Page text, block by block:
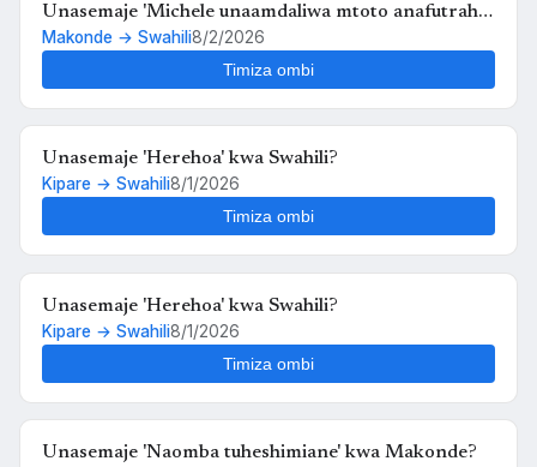
Unasemaje 'Michele unaamdaliwa mtoto anafutrahia'
kwa Swahili?
Makonde → Swahili8/2/2026
Timiza ombi
Unasemaje 'Herehoa' kwa Swahili?
Kipare → Swahili8/1/2026
Timiza ombi
Unasemaje 'Herehoa' kwa Swahili?
Kipare → Swahili8/1/2026
Timiza ombi
Unasemaje 'Naomba tuheshimiane' kwa Makonde?